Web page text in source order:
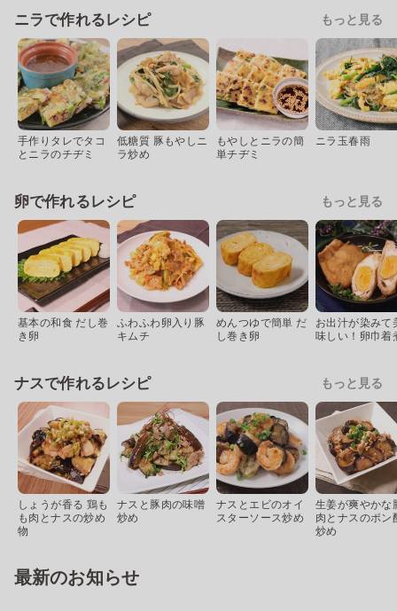
ニラで作れるレシピ もっと見る
手作りタレでタコ
とニラのチヂミ
低糖質 豚もやしニ
ラ炒め
もやしとニラの簡
単チヂミ
ニラ玉春雨
卵で作れるレシピ もっと見る
基本の和食 だし巻
き卵
ふわふわ卵入り豚
キムチ
めんつゆで簡単 だ
し巻き卵
お出汁が染みて
味しい！卵巾着
ナスで作れるレシピ もっと見る
しょうが香る 鶏も
も肉とナスの炒め
物
ナスと豚肉の味噌
炒め
ナスとエビのオイ
スターソース炒め
生姜が爽やかな
肉とナスのポン
炒め
最新のお知らせ